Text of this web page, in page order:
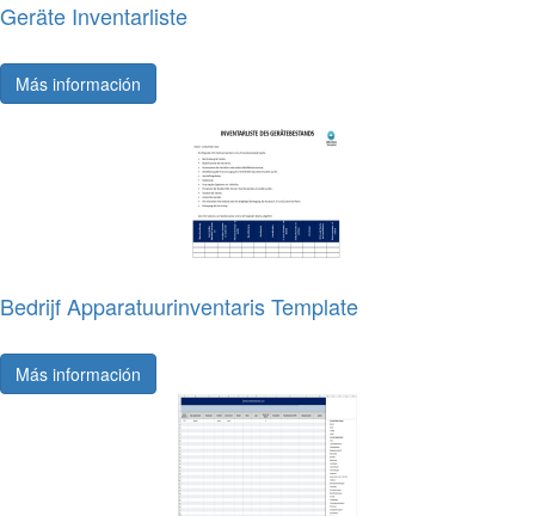
Geräte Inventarliste
Más información
Bedrijf Apparatuurinventaris Template
Más información